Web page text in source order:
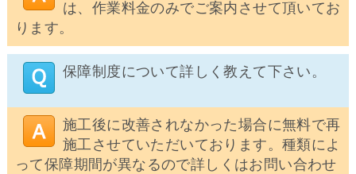
は、作業料金のみでご案内させて頂いてお
ります。
保障制度について詳しく教えて下さい。
施工後に改善されなかった場合に無料で再
施工させていただいております。種類によ
って保障期間が異なるので詳しくはお問い合わせ